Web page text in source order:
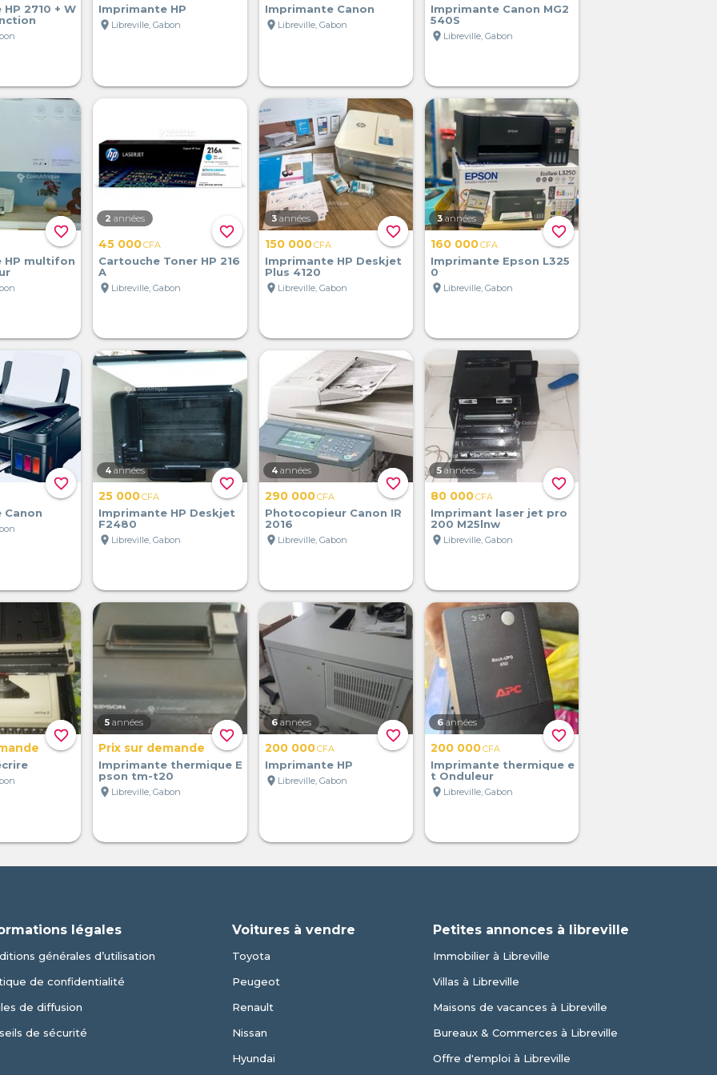
2710 + W
Imprimante HP
location_on Libreville, Gabon
Imprimante Canon
location_on Libreville, Gabon
Imprimante Canon MG2
540S
location_on Libreville, Gabon
favorite_border
HP multifon
favorite_border
2 années
45 000CFA
Cartouche Toner HP 216
A
location_on Libreville, Gabon
favorite_border
3 années
150 000CFA
Imprimante HP Deskjet
Plus 4120
location_on Libreville, Gabon
favorite_border
3 années
160 000CFA
Imprimante Epson L325
0
location_on Libreville, Gabon
favorite_border
Canon
favorite_border
4 années
25 000CFA
Imprimante HP Deskjet
F2480
location_on Libreville, Gabon
favorite_border
4 années
290 000CFA
Photocopieur Canon IR
2016
location_on Libreville, Gabon
favorite_border
5 années
80 000CFA
Imprimant laser jet pro
200 M25lnw
location_on Libreville, Gabon
favorite_border favorite_border
5 années
Prix sur demande
Imprimante thermique E
pson tm-t20
location_on Libreville, Gabon
favorite_border
6 années
200 000CFA
Imprimante HP
location_on Libreville, Gabon
favorite_border
6 années
200 000CFA
Imprimante thermique e
t Onduleur
location_on Libreville, Gabon
légales
générales d’utilisation
de confidentialité
de diffusion
de sécurité
Voitures à vendre
Toyota
Peugeot
Renault
Nissan
Hyundai
Petites annonces à libreville
Immobilier à Libreville
Villas à Libreville
Maisons de vacances à Libreville
Bureaux & Commerces à Libreville
Offre d'emploi à Libreville